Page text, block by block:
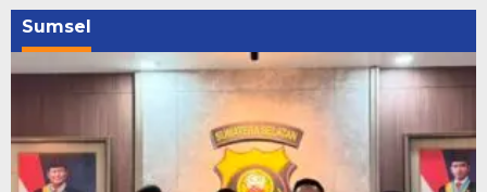
Sumsel